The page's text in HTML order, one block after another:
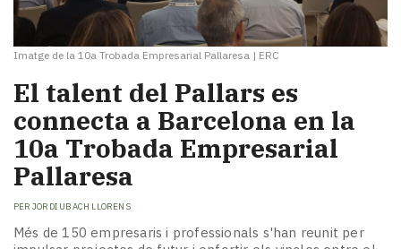
Imatge de la 10a Trobada Empresarial Pallaresa | ERC
El talent del Pallars es
connecta a Barcelona en la
10a Trobada Empresarial
Pallaresa
PER JORDI UBACH LLORENS
Més de 150 empresaris i professionals s'han reunit per